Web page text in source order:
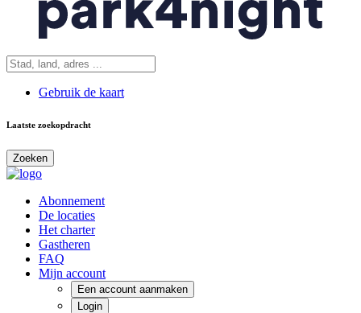
Gebruik de kaart
Laatste zoekopdracht
Zoeken
Abonnement
De locaties
Het charter
Gastheren
FAQ
Mijn account
Een account aanmaken
Login